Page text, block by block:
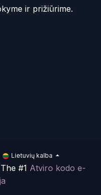
ir prižiūrime.
Lietuvių kalba
#1 Atviro kodo e-